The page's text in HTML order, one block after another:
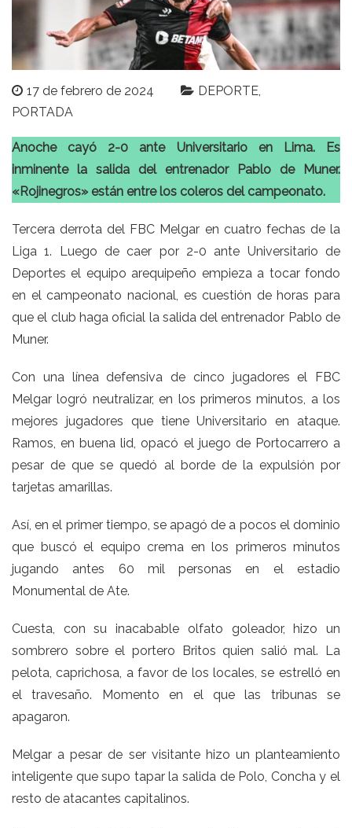
17 de febrero de 2024
DEPORTE
PORTADA
Anoche cayó 2-0 ante Universitario en Lima. Es
inminente la salida del entrenador Pablo de Muner.
«Rojinegros» están entre los coleros del campeonato.
Tercera derrota del FBC Melgar en cuatro fechas de la
Liga 1. Luego de caer por 2-0 ante Universitario de
Deportes el equipo arequipeño empieza a tocar fondo
en el campeonato nacional, es cuestión de horas para
que el club haga oficial la salida del entrenador Pablo de
Muner.
Con una línea defensiva de cinco jugadores el FBC
Melgar logró neutralizar, en los primeros minutos, a los
mejores jugadores que tiene Universitario en ataque.
Ramos, en buena lid, opacó el juego de Portocarrero a
pesar de que se quedó al borde de la expulsión por
tarjetas amarillas.
Así, en el primer tiempo, se apagó de a pocos el dominio
que buscó el equipo crema en los primeros minutos
jugando antes 60 mil personas en el estadio
Monumental de Ate.
Cuesta, con su inacabable olfato goleador, hizo un
sombrero sobre el portero Britos quien salió mal. La
pelota, caprichosa, a favor de los locales, se estrelló en
el travesaño. Momento en el que las tribunas se
apagaron.
Melgar a pesar de ser visitante hizo un planteamiento
inteligente que supo tapar la salida de Polo, Concha y el
resto de atacantes capitalinos.